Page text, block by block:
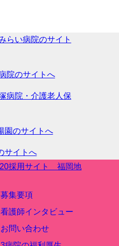
募集要項
看護師インタビュー
お問い合わせ